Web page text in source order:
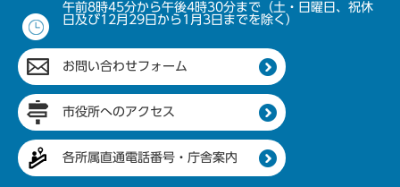
午前8時45分から午後4時30分まで（土・日曜日、祝休
日及び12月29日から1月3日までを除く）
お問い合わせフォーム
市役所へのアクセス
各所属直通電話番号・庁舎案内